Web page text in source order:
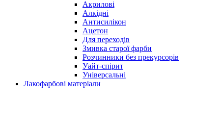
Акрилові
Алкідні
Антисилікон
Ацетон
Для переходів
Змивка старої фарби
Розчинники без прекурсорів
Уайт-спірит
Універсальні
Лакофарбові матеріали